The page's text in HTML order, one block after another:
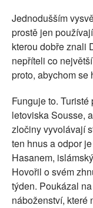
Jednodušším
prostě jen
kterou dobře znali
nepříteli co
proto, abychom se
Funguje to.
letoviska Sousse,
zločiny vyvolávají
ten hnus a odpor
Hasanem,
Hovořil o svém
týden. Poukázal
náboženství, které